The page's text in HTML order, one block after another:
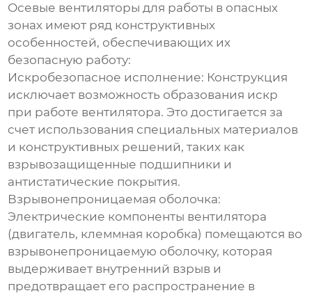
Осевые вентиляторы для работы в опасных
зонах имеют ряд конструктивных
особенностей, обеспечивающих их
безопасную работу:
Искробезопасное исполнение: Конструкция
исключает возможность образования искр
при работе вентилятора. Это достигается за
счет использования специальных материалов
и конструктивных решений, таких как
взрывозащищенные подшипники и
антистатические покрытия.
Взрывонепроницаемая оболочка:
Электрические компоненты вентилятора
(двигатель, клеммная коробка) помещаются во
взрывонепроницаемую оболочку, которая
выдерживает внутренний взрыв и
предотвращает его распространение в